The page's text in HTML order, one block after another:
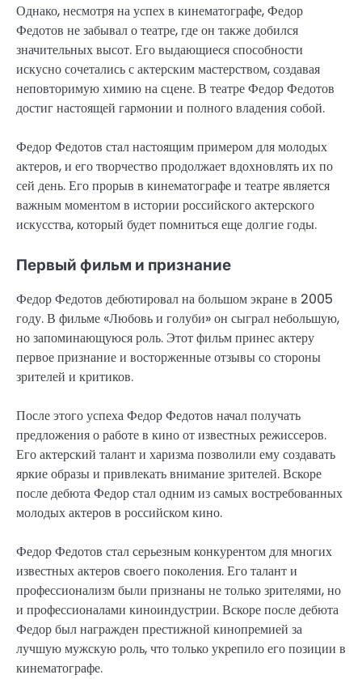
Однако, несмотря на успех в кинематографе, Федор
Федотов не забывал о театре, где он также добился
значительных высот. Его выдающиеся способности
искусно сочетались с актерским мастерством, создавая
неповторимую химию на сцене. В театре Федор Федотов
достиг настоящей гармонии и полного владения собой.
Федор Федотов стал настоящим примером для молодых
актеров, и его творчество продолжает вдохновлять их по
сей день. Его прорыв в кинематографе и театре является
важным моментом в истории российского актерского
искусства, который будет помниться еще долгие годы.
Первый фильм и признание
Федор Федотов дебютировал на большом экране в 2005
году. В фильме «Любовь и голуби» он сыграл небольшую,
но запоминающуюся роль. Этот фильм принес актеру
первое признание и восторженные отзывы со стороны
зрителей и критиков.
После этого успеха Федор Федотов начал получать
предложения о работе в кино от известных режиссеров.
Его актерский талант и харизма позволили ему создавать
яркие образы и привлекать внимание зрителей. Вскоре
после дебюта Федор стал одним из самых востребованных
молодых актеров в российском кино.
Федор Федотов стал серьезным конкурентом для многих
известных актеров своего поколения. Его талант и
профессионализм были признаны не только зрителями, но
и профессионалами киноиндустрии. Вскоре после дебюта
Федор был награжден престижной кинопремией за
лучшую мужскую роль, что только укрепило его позиции в
кинематографе.